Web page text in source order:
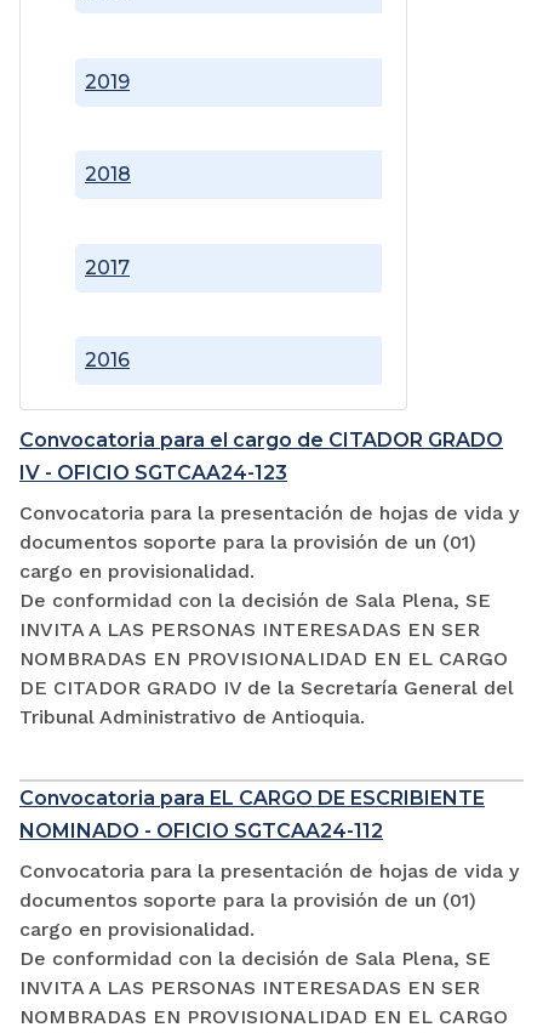
2016
2017
2018
2019
Convocatoria para el cargo de CITADOR GRADO
IV - OFICIO SGTCAA24-123
Convocatoria para la presentación de hojas de vida y
documentos soporte para la provisión de un (01)
cargo en provisionalidad.
De conformidad con la decisión de Sala Plena, SE
INVITA A LAS PERSONAS INTERESADAS EN SER
NOMBRADAS EN PROVISIONALIDAD EN EL CARGO
DE CITADOR GRADO IV de la Secretaría General del
Tribunal Administrativo de Antioquia.
Convocatoria para EL CARGO DE ESCRIBIENTE
NOMINADO - OFICIO SGTCAA24-112
Convocatoria para la presentación de hojas de vida y
documentos soporte para la provisión de un (01)
cargo en provisionalidad.
De conformidad con la decisión de Sala Plena, SE
INVITA A LAS PERSONAS INTERESADAS EN SER
NOMBRADAS EN PROVISIONALIDAD EN EL CARGO